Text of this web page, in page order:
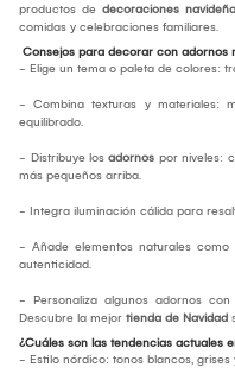
productos de decoraciones
comidas y celebraciones familiares.
Consejos para decorar con adornos
- Elige un tema o paleta de colores:
- Combina texturas y materiales:
equilibrado.
- Distribuye los adornos por niveles:
más pequeños arriba.
- Integra iluminación cálida para
- Añade elementos naturales
autenticidad.
- Personaliza algunos adornos
Descubre la mejor tienda de Navidad
¿Cuáles son las tendencias actuales
- Estilo nórdico: tonos blancos, grises